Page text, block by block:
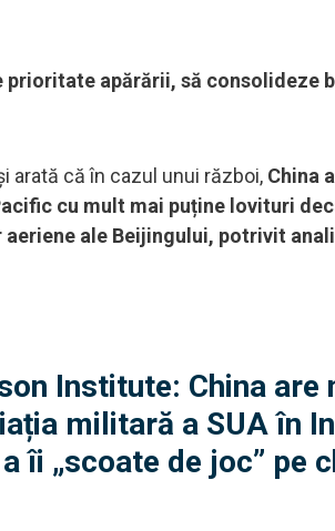
apărării, să consolideze
arată că în cazul unui război, China
cu mult mai puține lovituri
ale Beijingului, potrivit
Institute: China are
militară a SUA în
îi „scoate de joc” pe